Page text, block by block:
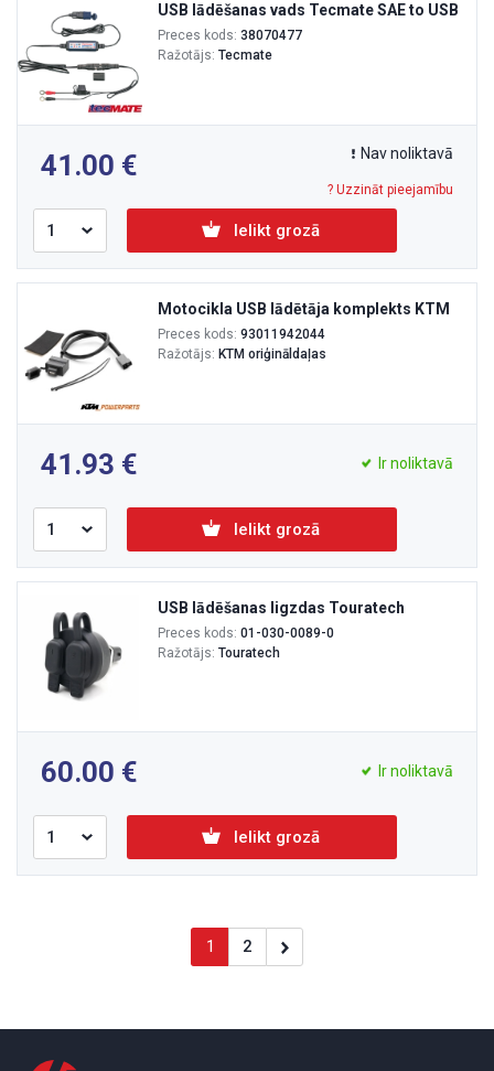
USB lādēšanas vads Tecmate SAE to USB
Preces kods: 38070477
Ražotājs: Tecmate
41.00 Nav noliktavā
? Uzzināt pieejamību
Ielikt grozā
Motocikla USB lādētāja komplekts KTM
Preces kods: 93011942044
Ražotājs: KTM oriģināldaļas
41.93 Ir noliktavā
Ielikt grozā
USB lādēšanas ligzdas Touratech
Preces kods: 01-030-0089-0
Ražotājs: Touratech
60.00 Ir noliktavā
Ielikt grozā
1 2